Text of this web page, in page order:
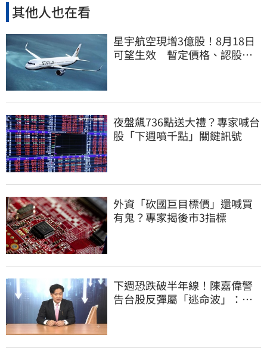
其他人也在看
星宇航空現增3億股！8月18日
可望生效 暫定價格、認股規
夜盤飆736點送大禮？專家喊台
股「下週噴千點」關鍵訊號
外資「砍國巨目標價」還喊買
有鬼？專家揭後市3指標
下週恐跌破半年線！陳嘉偉警
告台股反彈屬「逃命波」：空